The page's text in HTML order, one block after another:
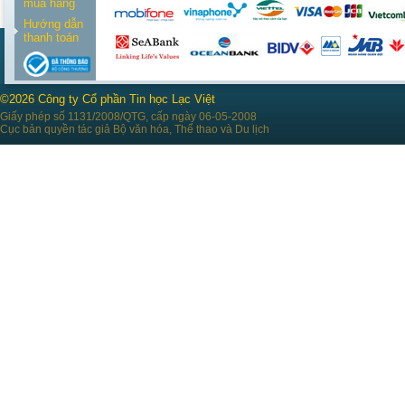
mua hàng
Hướng dẫn
thanh toán
©2026 Công ty Cổ phần Tin học Lạc Việt
Giấy phép số 1131/2008/QTG, cấp ngày 06-05-2008
Cục bản quyền tác giả Bộ văn hóa, Thể thao và Du lịch